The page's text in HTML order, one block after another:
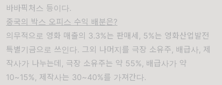
바바픽처스 등이다.
중국의 박스 오피스 수익 배분은?
의무적으로 영화 매출의 3.3%는 판매세, 5%는 영화산업발전
특별기금으로 쓰인다. 그외 나머지를 극장 소유주, 배급사, 제
작사가 나누는데, 극장 소유주는 약 55%, 배급사가 약
10~15%, 제작사는 30~40%를 가져간다.